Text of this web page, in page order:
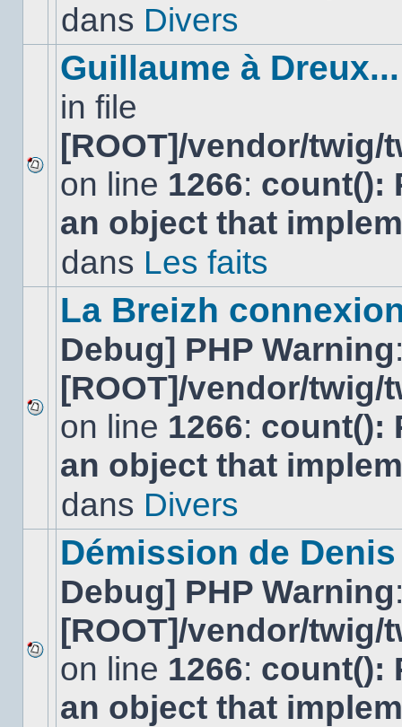
dansdans Divers
Aucun
nouveau
message
non-
dans
Guillaume à Dreux...
in file
[ROOT]/vendor/
on line 1266: count():
an object that
dans Les faits
Aucun
nouveau
message
non-
dans
La Breizh
Debug] PHP Warning
[ROOT]/vendor/
on line 1266: count():
an object that
dans Divers
Aucun
nouveau
message
non-
Démission de
Debug] PHP Warning
[ROOT]/vendor/
on line 1266: count():
an object that